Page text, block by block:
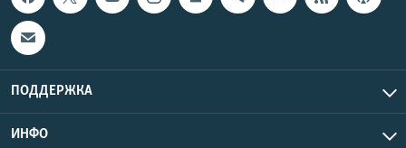
ПОДДЕРЖКА
ИНФО